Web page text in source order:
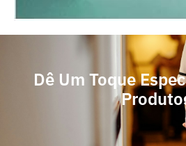
Dê Um Toque